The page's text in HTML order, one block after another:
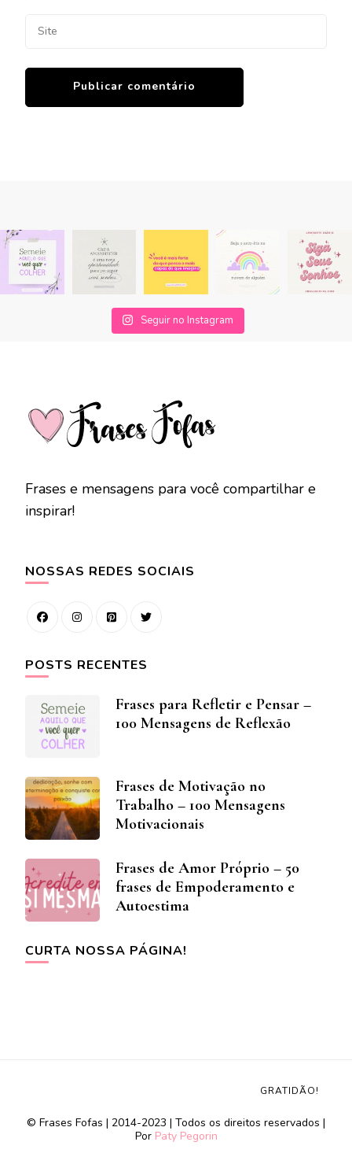
Seguir no Instagram
Frases e mensagens para você compartilhar e
inspirar!
NOSSAS REDES SOCIAIS
POSTS RECENTES
Frases para Refletir e Pensar –
100 Mensagens de Reflexão
Frases de Motivação no
Trabalho – 100 Mensagens
Motivacionais
Frases de Amor Próprio – 50
frases de Empoderamento e
Autoestima
CURTA NOSSA PÁGINA!
© Frases Fofas | 2014-2023 | Todos os direitos reservados |
Por Paty Pegorin
GRATIDÃO!